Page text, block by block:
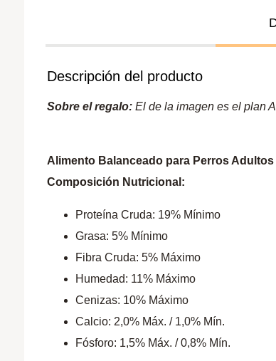
Descripción del producto
Sobre el regalo: El de la imagen es el plan
Alimento Balanceado para Perros
Composición Nutricional:
Proteína Cruda: 19% Mínimo
Grasa: 5% Mínimo
Fibra Cruda: 5% Máximo
Humedad: 11% Máximo
Cenizas: 10% Máximo
Calcio: 2,0% Máx. / 1,0% Mín.
Fósforo: 1,5% Máx. / 0,8% Mín.